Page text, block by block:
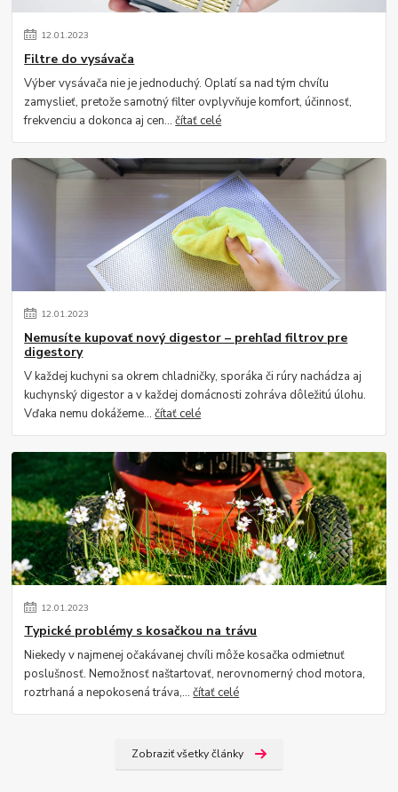
12.01.2023
Filtre do vysávača
Výber vysávača nie je jednoduchý. Oplatí sa nad tým chvíľu
zamyslieť, pretože samotný filter ovplyvňuje komfort, účinnosť,
frekvenciu a dokonca aj cen...čítať celé
12.01.2023
Nemusíte kupovať nový digestor – prehľad filtrov pre
digestory
V každej kuchyni sa okrem chladničky, sporáka či rúry nachádza aj
kuchynský digestor a v každej domácnosti zohráva dôležitú úlohu.
Vďaka nemu dokážeme...čítať celé
12.01.2023
Typické problémy s kosačkou na trávu
Niekedy v najmenej očakávanej chvíli môže kosačka odmietnuť
poslušnosť. Nemožnosť naštartovať, nerovnomerný chod motora,
roztrhaná a nepokosená tráva,...čítať celé
Zobraziť všetky články